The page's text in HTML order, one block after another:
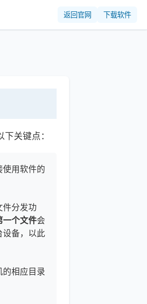
返回官网 下载软件
关键点：
用软件的
件分发功
一个文件会
设备，以此
相应目录